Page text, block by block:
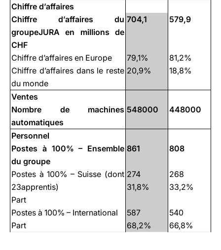
Chiffre d’affaires
Chiffre d’affaires du
groupeJURA en millions de
CHF
704,1 579,9
Chiffre d’affaires en Europe 79,1%
81,2%
Chiffre d’affaires dans le reste
du monde
20,9% 18,8%
Ventes
Nombre de machines
automatiques
548000 448000
Personnel
Postes à 100% – Ensemble
du groupe
861 808
Postes à 100% – Suisse (dont
23apprentis)
Part
274
31,8%
268
33,2%
Postes à 100% – International
Part
587
68,2%
540
66,8%